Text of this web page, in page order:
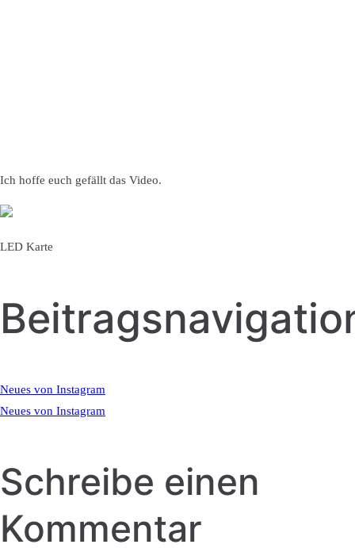
Ich hoffe euch gefällt das Video.
LED Karte
Neues von Instagram
Neues von Instagram
Schreibe einen
Kommentar